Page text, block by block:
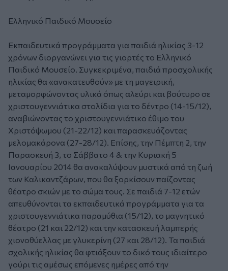
Ελληνικό Παιδικό Μουσείο
Εκπαιδευτικά προγράμματα για παιδιά ηλικίας 3-12
χρόνων διοργανώνει για τις γιορτές το Ελληνικό
Παιδικό Μουσείο. Συγκεκριμένα, παιδιά προσχολικής
ηλικίας θα «ανακατευθούν» με τη μαγειρική,
μεταμορφώνοντας υλικά όπως αλεύρι και βούτυρο σε
χριστουγεννιάτικα στολίδια για το δέντρο (14-15/12),
αναβιώνοντας το χριστουγεννιάτικο έθιμο του
Χριστόψωμου (21-22/12) και παρασκευάζοντας
μελομακάρονα (27-28/12). Επίσης, την Πέμπτη 2, την
Παρασκευή 3, το Σάββατο 4 & την Κυριακή 5
Ιανουαρίου 2014 θα ανακαλύψουν μυστικά από τη ζωή
των Καλικαντζάρων, που θα ξορκίσουν παίζοντας
θέατρο σκιών με το σώμα τους. Σε παιδιά 7-12 ετών
απευθύνονται τα εκπαιδευτικά προγράμματα για τα
χριστουγεννιάτικα παραμύθια (15/12), το μαγνητικό
θέατρο (21 και 22/12) και την κατασκευή λαμπερής
χιονοθύελλας με γλυκερίνη (27 και 28/12). Τα παιδιά
σχολικής ηλικίας θα φτιάξουν το δικό τους ιδιαίτερο
γούρι τις αμέσως επόμενες ημέρες από την